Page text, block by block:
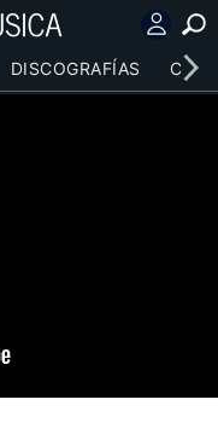
DISCOGRAFÍAS